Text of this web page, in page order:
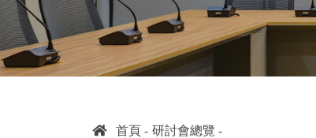
首頁 研討會總覽